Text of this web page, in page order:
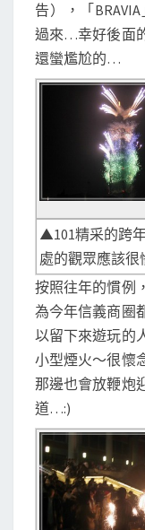
告），「
過來…幸好後面
還蠻尷尬的…
▲101精采的跨
處的觀眾應該很
按照往年的慣例
為今年信義商圈
以留下來遊玩的
小型煙火～很懷
那邊也會放鞭炮
道…:)